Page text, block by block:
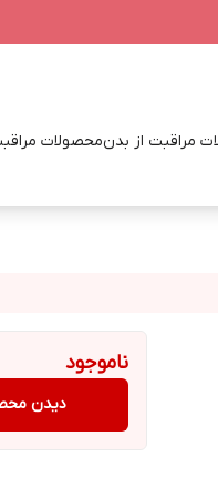
مراقبت از بدنمحصولات
ناموجود
دیدن